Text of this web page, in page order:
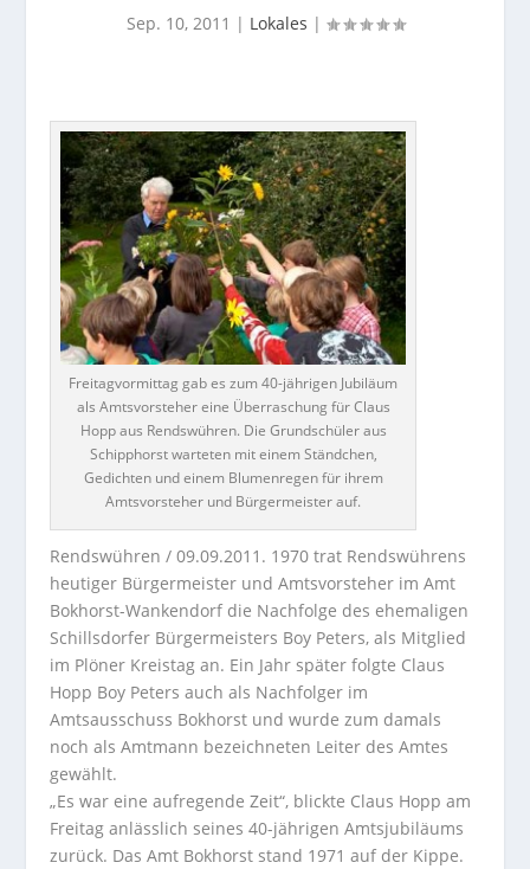
Sep. 10, 2011 | Lokales |
Freitagvormittag gab es zum 40-jährigen Jubiläum
als Amtsvorsteher eine Überraschung für Claus
Hopp aus Rendswühren. Die Grundschüler aus
Schipphorst warteten mit einem Ständchen,
Gedichten und einem Blumenregen für ihrem
Amtsvorsteher und Bürgermeister auf.
Rendswühren / 09.09.2011. 1970 trat Rendswührens
heutiger Bürgermeister und Amtsvorsteher im Amt
Bokhorst-Wankendorf die Nachfolge des ehemaligen
Schillsdorfer Bürgermeisters Boy Peters, als Mitglied
im Plöner Kreistag an. Ein Jahr später folgte Claus
Hopp Boy Peters auch als Nachfolger im
Amtsausschuss Bokhorst und wurde zum damals
noch als Amtmann bezeichneten Leiter des Amtes
gewählt.
„Es war eine aufregende Zeit“, blickte Claus Hopp am
Freitag anlässlich seines 40-jährigen Amtsjubiläums
zurück. Das Amt Bokhorst stand 1971 auf der Kippe.